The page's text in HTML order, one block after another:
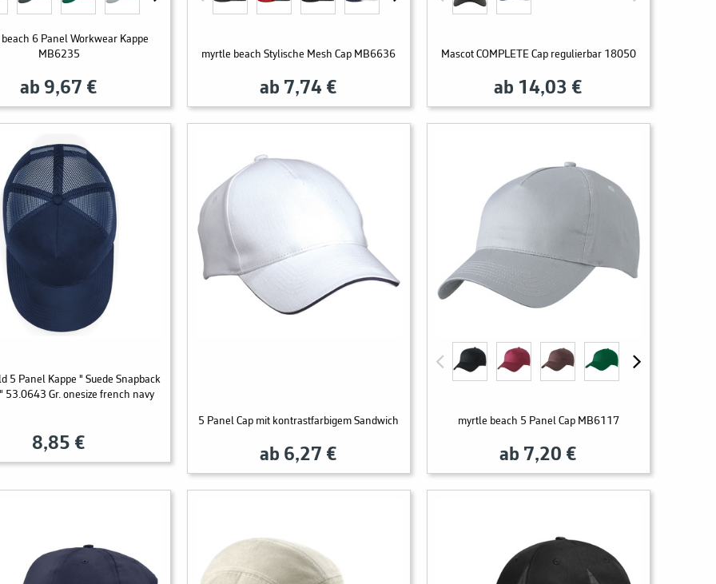
6 Panel Workwear Kappe
MB6235
ab 9,67 €
myrtle beach Stylische Mesh Cap MB6636
ab 7,74 €
Mascot COMPLETE Cap regulierbar 18050
ab 14,03 €
5 Panel Kappe " Suede Snapback
53.0643 Gr. onesize french navy
8,85 €
5 Panel Cap mit kontrastfarbigem Sandwich
ab 6,27 €
myrtle beach 5 Panel Cap MB6117
ab 7,20 €